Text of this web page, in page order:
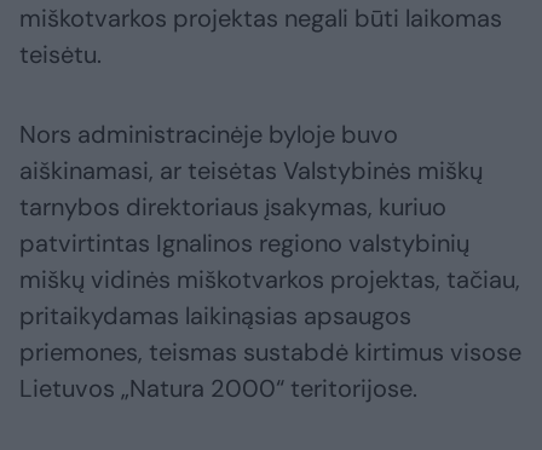
miškotvarkos projektas negali būti laikomas
teisėtu.
Nors administracinėje byloje buvo
aiškinamasi, ar teisėtas Valstybinės miškų
tarnybos direktoriaus įsakymas, kuriuo
patvirtintas Ignalinos regiono valstybinių
miškų vidinės miškotvarkos projektas, tačiau,
pritaikydamas laikinąsias apsaugos
priemones, teismas sustabdė kirtimus visose
Lietuvos „Natura 2000“ teritorijose.